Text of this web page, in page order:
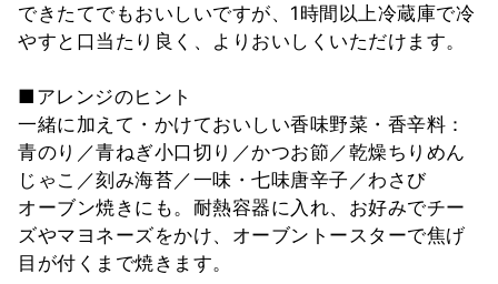
できたてでもおいしいですが、1時間以上冷蔵庫で冷
やすと口当たり良く、よりおいしくいただけます。
■アレンジのヒント
一緒に加えて・かけておいしい香味野菜・香辛料：
青のり／青ねぎ小口切り／かつお節／乾燥ちりめん
じゃこ／刻み海苔／一味・七味唐辛子／わさび
オーブン焼きにも。耐熱容器に入れ、お好みでチー
ズやマヨネーズをかけ、オーブントースターで焦げ
目が付くまで焼きます。